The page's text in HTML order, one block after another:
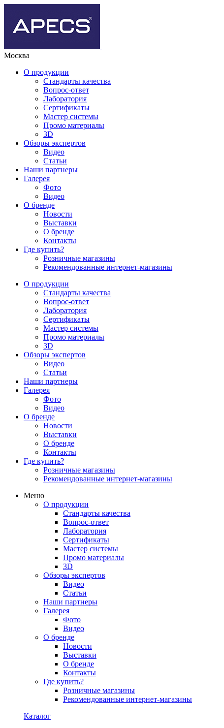
Москва
О продукции
Стандарты качества
Вопрос-ответ
Лаборатория
Сертификаты
Мастер системы
Промо материалы
3D
Обзоры экспертов
Видео
Статьи
Наши партнеры
Галерея
Фото
Видео
О бренде
Новости
Выставки
О бренде
Контакты
Где купить?
Розничные магазины
Рекомендованные интернет-магазины
О продукции
Стандарты качества
Вопрос-ответ
Лаборатория
Сертификаты
Мастер системы
Промо материалы
3D
Обзоры экспертов
Видео
Статьи
Наши партнеры
Галерея
Фото
Видео
О бренде
Новости
Выставки
О бренде
Контакты
Где купить?
Розничные магазины
Рекомендованные интернет-магазины
Меню
О продукции
Стандарты качества
Вопрос-ответ
Лаборатория
Сертификаты
Мастер системы
Промо материалы
3D
Обзоры экспертов
Видео
Статьи
Наши партнеры
Галерея
Фото
Видео
О бренде
Новости
Выставки
О бренде
Контакты
Где купить?
Розничные магазины
Рекомендованные интернет-магазины
Каталог